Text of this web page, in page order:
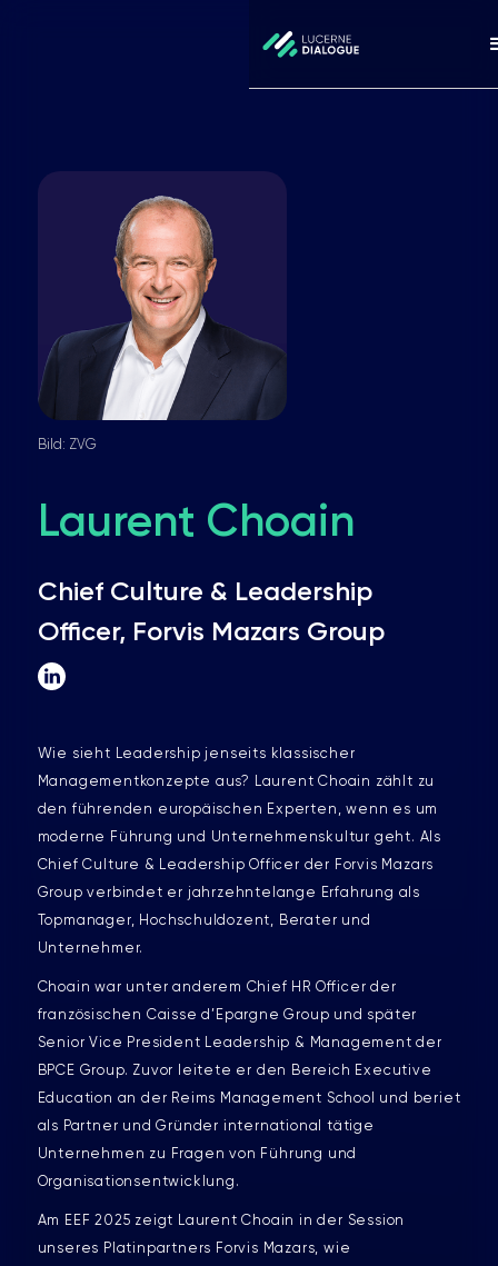
Bild: ZVG
Laurent Choain
Chief Culture & Leadership
Officer, Forvis Mazars Group
Wie sieht Leadership jenseits klassischer
Managementkonzepte aus? Laurent Choain zählt zu
den führenden europäischen Experten, wenn es um
moderne Führung und Unternehmenskultur geht. Als
Chief Culture & Leadership Officer der Forvis Mazars
Group verbindet er jahrzehntelange Erfahrung als
Topmanager, Hochschuldozent, Berater und
Unternehmer.
Choain war unter anderem Chief HR Officer der
französischen Caisse d’Epargne Group und später
Senior Vice President Leadership & Management der
BPCE Group. Zuvor leitete er den Bereich Executive
Education an der Reims Management School und beriet
als Partner und Gründer international tätige
Unternehmen zu Fragen von Führung und
Organisationsentwicklung.
Am EEF 2025 zeigt Laurent Choain in der Session
unseres Platinpartners Forvis Mazars, wie